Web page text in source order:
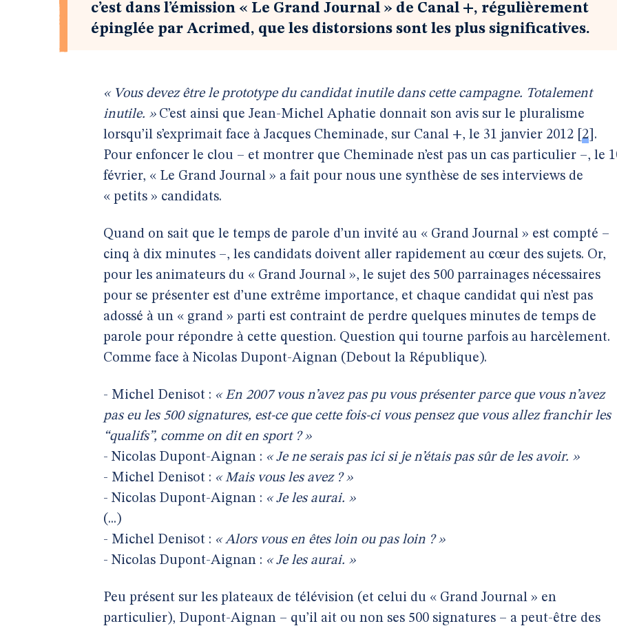
c’est dans l’émission « Le Grand Journal » de Canal +, régulièrement
épinglée par Acrimed, que les distorsions sont les plus significatives.
« Vous devez être le prototype du candidat inutile dans cette campagne. Totalement
inutile. »C’est ainsi que Jean-Michel Aphatie donnait son avis sur le pluralisme
lorsqu’il s’exprimait face à Jacques Cheminade, sur Canal +, le 31 janvier 2012 2 .
Pour enfoncer le clou – et montrer que Cheminade n’est pas un cas particulier –, le
février, « Le Grand Journal » a fait pour nous une synthèse de ses interviews de
« petits » candidats.
Quand on sait que le temps de parole d’un invité au « Grand Journal » est compté –
cinq à dix minutes –, les candidats doivent aller rapidement au cœur des sujets. Or,
pour les animateurs du « Grand Journal », le sujet des 500 parrainages nécessaires
pour se présenter est d’une extrême importance, et chaque candidat qui n’est pas
adossé à un « grand » parti est contraint de perdre quelques minutes de temps de
parole pour répondre à cette question. Question qui tourne parfois au harcèlement.
Comme face à Nicolas Dupont-Aignan (Debout la République).
- Michel Denisot : « En 2007 vous n’avez pas pu vous présenter parce que vous n’avez
pas eu les 500 signatures, est-ce que cette fois-ci vous pensez que vous allez franchir les
“qualifs”, comme on dit en sport ? »
- Nicolas Dupont-Aignan : « Je ne serais pas ici si je n’étais pas sûr de les avoir. »
- Michel Denisot : « Mais vous les avez ? »
- Nicolas Dupont-Aignan : « Je les aurai. »
(...)
- Michel Denisot : « Alors vous en êtes loin ou pas loin ? »
- Nicolas Dupont-Aignan : « Je les aurai. »
Peu présent sur les plateaux de télévision (et celui du « Grand Journal » en
particulier), Dupont-Aignan – qu’il ait ou non ses 500 signatures – a peut-être des